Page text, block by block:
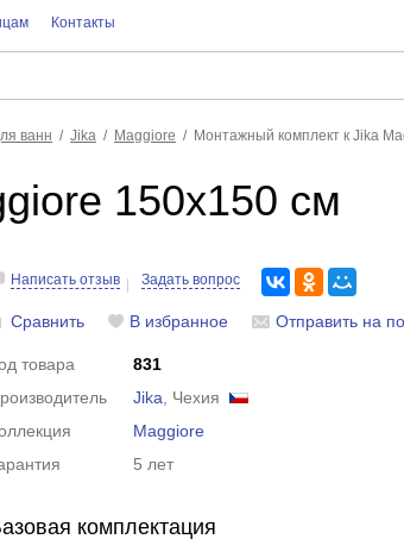
Контакты
ванн Jika Maggiore Монтажный комплект к Jika
150x150 см
Написать отзыв Задать вопрос
Сравнить В избранное Отправить на
товара
831
Jika , Чехия
Maggiore
5 лет
комплектация